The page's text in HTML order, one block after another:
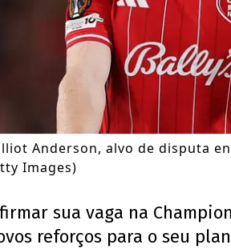
Anderson, alvo de disputa
Images)
sua vaga na
reforços para o seu